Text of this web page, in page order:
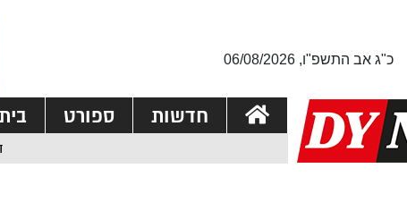
כ"ג אב התשפ"ו, 06/08/2026
חדשות ספורט